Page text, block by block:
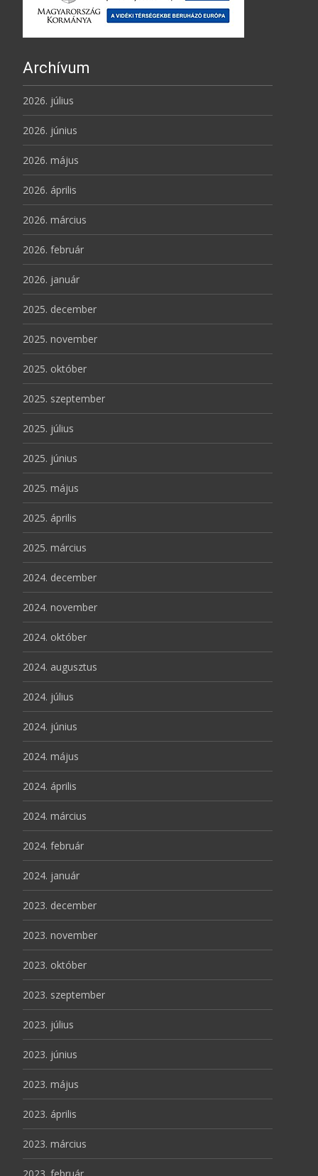
Archívum
2026. július
2026. június
2026. május
2026. április
2026. március
2026. február
2026. január
2025. december
2025. november
2025. október
2025. szeptember
2025. július
2025. június
2025. május
2025. április
2025. március
2024. december
2024. november
2024. október
2024. augusztus
2024. július
2024. június
2024. május
2024. április
2024. március
2024. február
2024. január
2023. december
2023. november
2023. október
2023. szeptember
2023. július
2023. június
2023. május
2023. április
2023. március
2023. február